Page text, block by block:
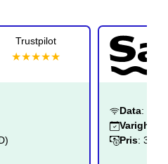
Trustpilot
★★★★★
Data: 3
Varighed
Pris: